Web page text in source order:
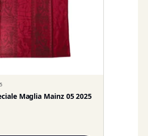
Maglia Mainz 05 2025